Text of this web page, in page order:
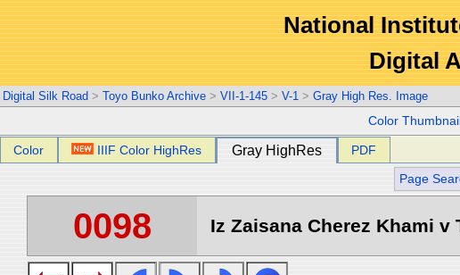
National
Digital
Digital Silk Road > Toyo Bunko Archive > VII-1-145 > V-1 > Gray High Res. Image
Color Thumbnail
Color IIIF Color HighRes Gray HighRes PDF
Page
0098 Iz Zaisana Cherez Khami